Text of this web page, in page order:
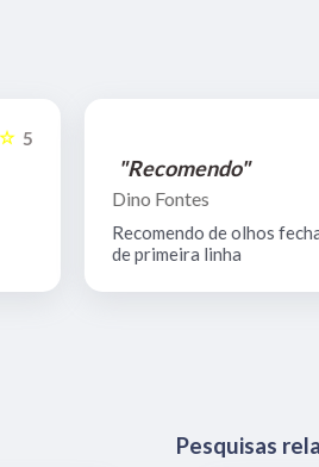
5
"Recomendo"
Dino Fontes
Recomendo de olhos
de primeira linha
Pesquisas